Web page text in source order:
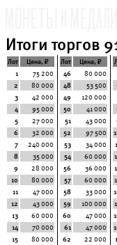
Итоги торгов
Лот
Цена, ₽
1
75 200
2
80 000
3
42 000
4
95 000
5
27 000
6
32 000
7
240 000
8
35 000
9
28 000
10
80 000
11
47 000
12
43 000
13
60 000
14
70 000
15
80 000
Лот
Цена, ₽
46
80 000
48
53 500
49
120 000
50
41 000
51
43 000
52
97 500
53
34 000
54
60 000
56
36 000
57
60 000
58
33 000
59
100 000
60
47 000
61
47 000
62
22 000